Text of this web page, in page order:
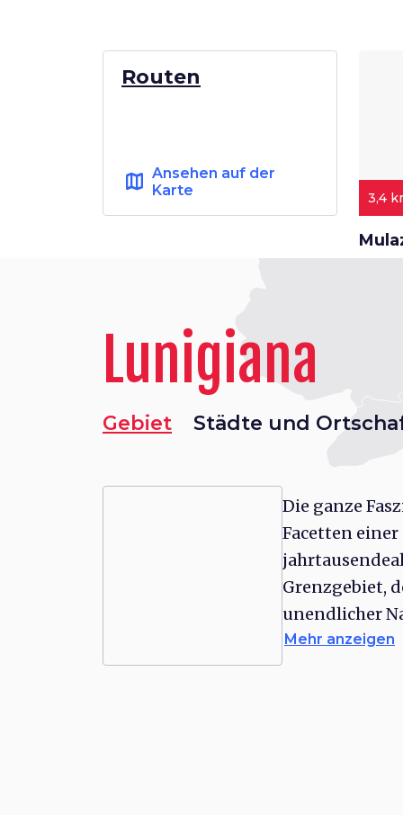
Routen
map Ansehen auf der
Karte
3,4
Lunigiana
Gebiet Städte und
Die ganze
Facetten einer
Grenzgebiet,
unendlicher
Mehr anzeigen